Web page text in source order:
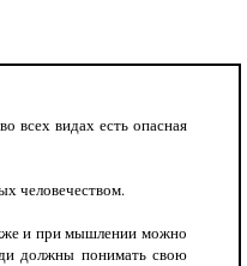
всех видах есть опасная
человечеством.
и при мышлении можно
должны понимать свою